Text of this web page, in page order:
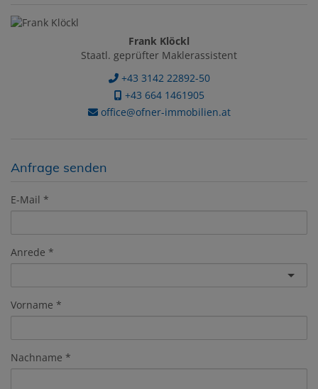
Frank Klöckl
Staatl. geprüfter Maklerassistent
+43 3142 22892-50
+43 664 1461905
office@ofner-immobilien.at
Anfrage senden
E-Mail
Anrede
Vorname
Nachname